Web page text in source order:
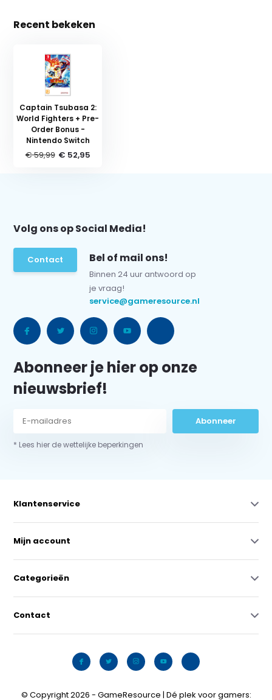
Recent bekeken
Captain Tsubasa 2:
World Fighters + Pre-
Order Bonus -
Nintendo Switch
€ 59,99 € 52,95
Volg ons op Social Media!
Contact Bel of mail ons!
Binnen 24 uur antwoord op
je vraag!
service@gameresource.nl
Abonneer je hier op onze
nieuwsbrief!
Abonneer
* Lees hier de wettelijke beperkingen
Klantenservice
Mijn account
Categorieën
Contact
© Copyright 2026 - GameResource | Dé plek voor gamers: